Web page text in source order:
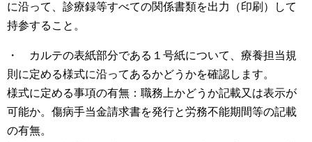
に沿って、診療録等すべての関係書類を出力（印刷）して
持参すること。
・ カルテの表紙部分である１号紙について、療養担当規
則に定める様式に沿ってあるかどうかを確認します。
様式に定める事項の有無：職務上かどうか記載又は表示が
可能か。傷病手当金請求書を発行と労務不能期間等の記載
の有無。